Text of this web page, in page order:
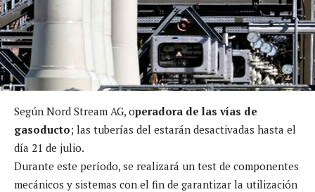
Según Nord Stream AG, operadora de las vías de
gasoducto; las tuberías del estarán desactivadas hasta el
día 21 de julio.
Durante este período, se realizará un test de componentes
mecánicos y sistemas con el fin de garantizar la utilización